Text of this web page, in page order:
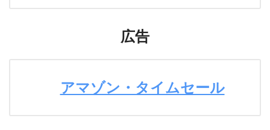
広告
アマゾン・タイムセール